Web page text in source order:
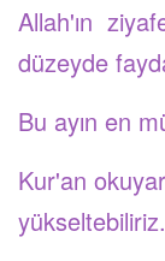
Allah'ın
düzeyde
Bu ayın en
Kur'an
yükseltebiliriz.